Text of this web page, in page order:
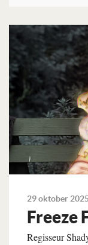
Lees verder
29 oktober
Freeze
Regisseur